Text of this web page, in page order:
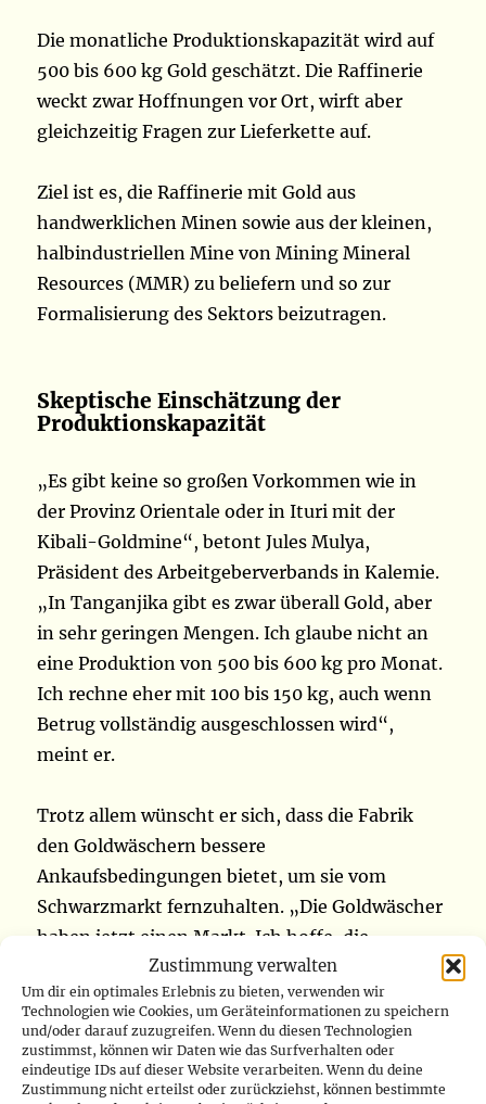
Zustimmung verwalten
Um dir ein optimales Erlebnis zu bieten, verwenden wir
Technologien wie Cookies, um Geräteinformationen zu speichern
und/oder darauf zuzugreifen. Wenn du diesen Technologien
zustimmst, können wir Daten wie das Surfverhalten oder
eindeutige IDs auf dieser Website verarbeiten. Wenn du deine
Zustimmung nicht erteilst oder zurückziehst, können bestimmte
Die monatliche Produktionskapazität wird auf
500 bis 600 kg Gold geschätzt. Die Raffinerie
weckt zwar Hoffnungen vor Ort, wirft aber
gleichzeitig Fragen zur Lieferkette auf.
Ziel ist es, die Raffinerie mit Gold aus
handwerklichen Minen sowie aus der kleinen,
halbindustriellen Mine von Mining Mineral
Resources (MMR) zu beliefern und so zur
Formalisierung des Sektors beizutragen.
Skeptische Einschätzung der
Produktionskapazität
„Es gibt keine so großen Vorkommen wie in
der Provinz Orientale oder in Ituri mit der
Kibali-Goldmine“, betont Jules Mulya,
Präsident des Arbeitgeberverbands in Kalemie.
„In Tanganjika gibt es zwar überall Gold, aber
in sehr geringen Mengen. Ich glaube nicht an
eine Produktion von 500 bis 600 kg pro Monat.
Ich rechne eher mit 100 bis 150 kg, auch wenn
Betrug vollständig ausgeschlossen wird“,
meint er.
Trotz allem wünscht er sich, dass die Fabrik
den Goldwäschern bessere
Ankaufsbedingungen bietet, um sie vom
Schwarzmarkt fernzuhalten. „Die Goldwäscher
haben jetzt einen Markt. Ich hoffe, die
Raffinerie bietet attraktive Preise, sodass wir
sicher verkaufen und bezahlt werden können.
Wir werden sehen, wie sich das alles entwickelt,
denn die Bezahlung ist notwendig. Es darf
keine Verzögerungen geben. Und die